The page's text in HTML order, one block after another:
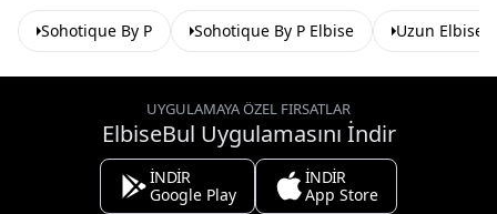
Sohotique By P Sohotique By P Elbise Uzun Elbise
UYGULAMAYA ÖZEL FIRSATLAR
ElbiseBul Uygulamasını İndir
İNDİR
Google Play
İNDİR
App Store